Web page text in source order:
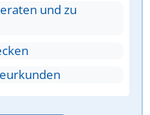
und zu